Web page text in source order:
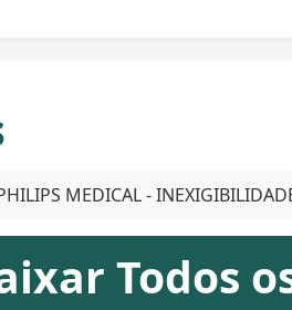
MEDICAL -
Todos